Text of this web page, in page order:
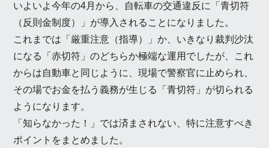
いよいよ今年の4月から、自転車の交通違反に「青切符
（反則金制度）」が導入されることになりました。
これまでは「厳重注意（指導）」か、いきなり裁判沙汰
になる「赤切符」のどちらか極端な運用でしたが、これ
からは自動車と同じように、現場で警察官に止められ、
その場でお金を払う義務が生じる「青切符」が切られる
ようになります。
「知らなかった！」では済まされない、特に注意すべき
ポイントをまとめました。